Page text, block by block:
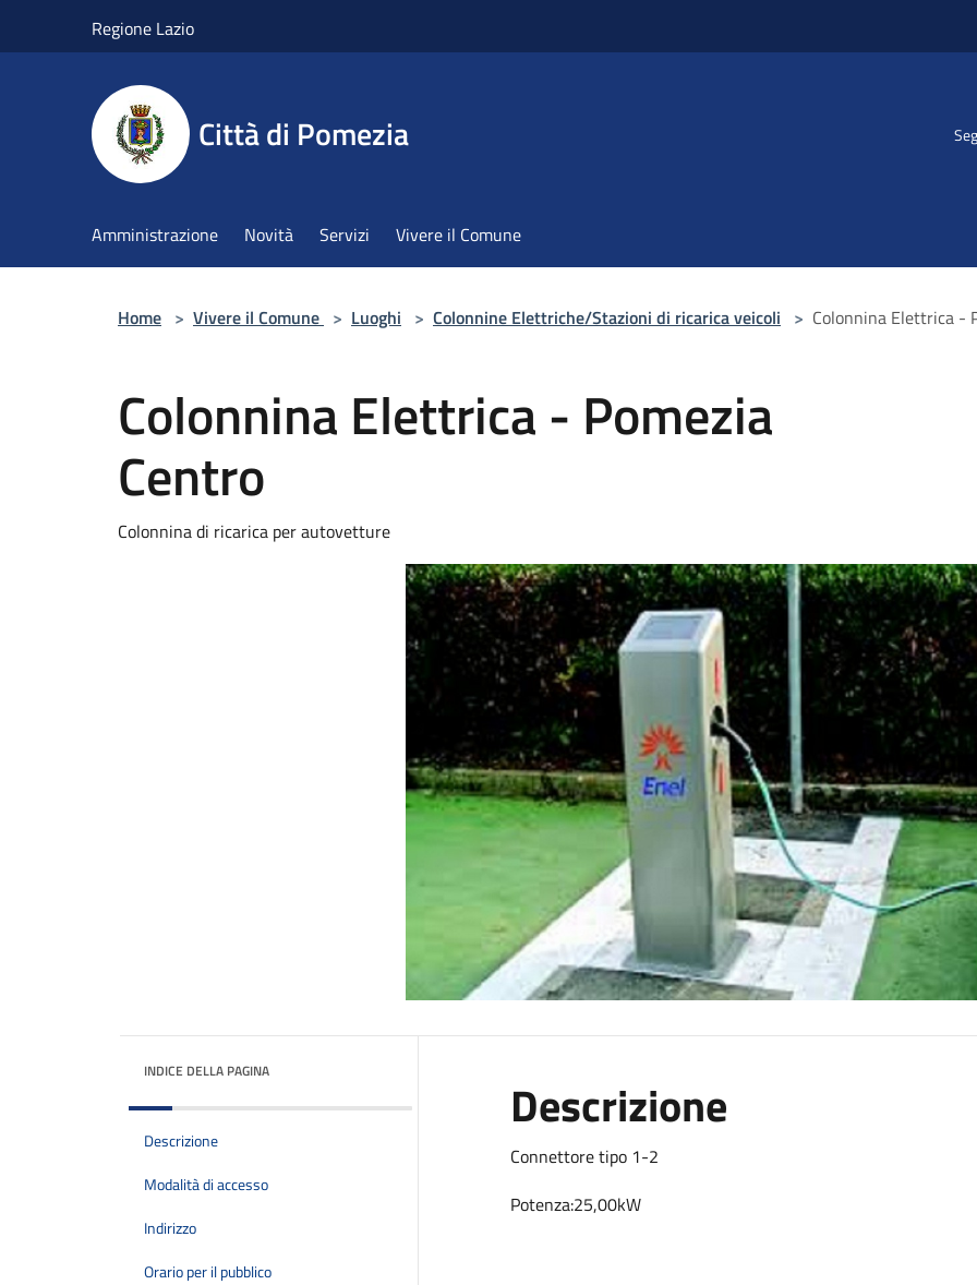
Regione Lazio
Città di Pomezia
Amministrazione Novità Servizi Vivere il Comune
Home > Vivere il Comune > Luoghi > Colonnine Elettriche/Stazioni di ricarica veicoli > Colonnina Elettrica -
Colonnina Elettrica - Pomezia
Centro
Colonnina di ricarica per autovetture
INDICE DELLA PAGINA
Descrizione
Modalità di accesso
Indirizzo
Orario per il pubblico
Descrizione
Connettore tipo 1-2
Potenza:25,00kW